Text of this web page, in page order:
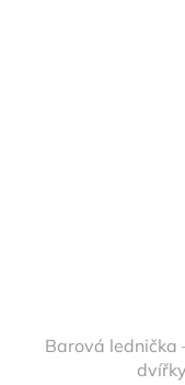
Barová lednička